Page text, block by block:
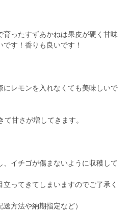
育ったすずあかねは果皮が硬く甘味
す！香りも良いです！
にレモンを入れなくても美味しいで
甘さが増してきます。
イチゴが傷まないように収穫して
ってきてしまいますのでご了承く
方法や納期指定など）